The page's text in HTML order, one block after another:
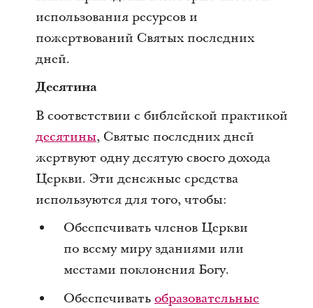
использования ресурсов и
пожертвований Святых последних
дней.
Десятина
В соответствии с библейской практикой
десятины, Святые последних дней
жертвуют одну десятую своего дохода
Церкви. Эти денежные средства
используются для того, чтобы:
Обеспечивать членов Церкви
по всему миру зданиями или
местами поклонения Богу.
Обеспечивать образовательные